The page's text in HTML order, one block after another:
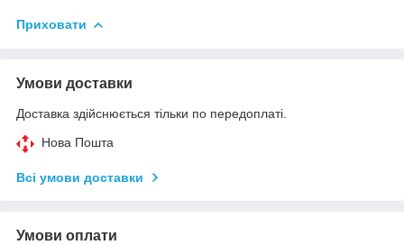
Приховати
Умови доставки
Доставка здійснюється тільки по передоплаті.
Нова Пошта
Всі умови доставки
Умови оплати